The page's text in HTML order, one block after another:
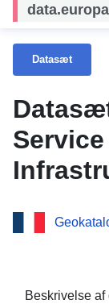
Datasæt
Service
Beskrivelse af